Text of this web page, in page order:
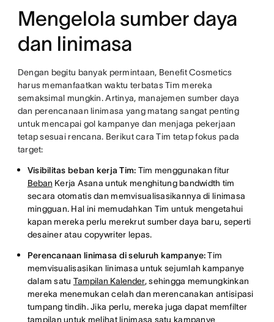
Mengelola sumber daya
dan linimasa
Dengan begitu banyak permintaan, Benefit Cosmetics
harus memanfaatkan waktu terbatas Tim mereka
semaksimal mungkin. Artinya, manajemen sumber daya
dan perencanaan linimasa yang matang sangat penting
untuk mencapai gol kampanye dan menjaga pekerjaan
tetap sesuai rencana. Berikut cara Tim tetap fokus pada
target:
Visibilitas beban kerja Tim: Tim menggunakan fitur
Beban Kerja Asana untuk menghitung bandwidth tim
secara otomatis dan memvisualisasikannya di linimasa
mingguan. Hal ini memudahkan Tim untuk mengetahui
kapan mereka perlu merekrut sumber daya baru, seperti
desainer atau copywriter lepas.
Perencanaan linimasa di seluruh kampanye:Tim
memvisualisasikan linimasa untuk sejumlah kampanye
dalam satu Tampilan Kalender, sehingga memungkinkan
mereka menemukan celah dan merencanakan antisipasi
tumpang tindih. Jika perlu, mereka juga dapat memfilter
tampilan untuk melihat linimasa satu kampanye